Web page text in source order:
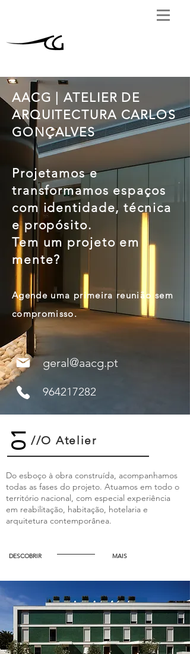
AACG | ATELIER DE
ARQUITECTURA CARLOS
GONÇALVES
Projetamos e
transformamos espaços
com identidade, técnica
e propósito.
Tem um projeto em
mente?
Agende uma primeira reunião sem
compromisso.
geral@aacg.pt
964217282
01 //O Atelier
Do esboço à obra construída, acompanhamos
todas as fases do projeto. Atuamos em todo o
território nacional, com especial experiência
em reabilitação, habitação, hotelaria e
arquitetura contemporânea.
MAIS
DESCOBRIR